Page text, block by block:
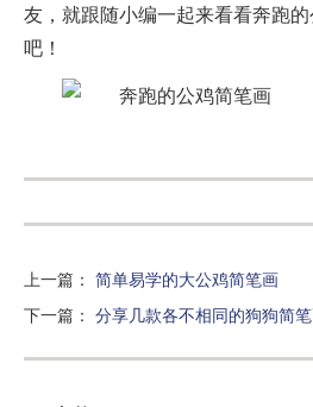
友，就跟随小编一起来看看奔跑
吧！
上一篇 ： 简单易学的大公鸡简笔画
下一篇 ： 分享几款各不相同的狗狗简